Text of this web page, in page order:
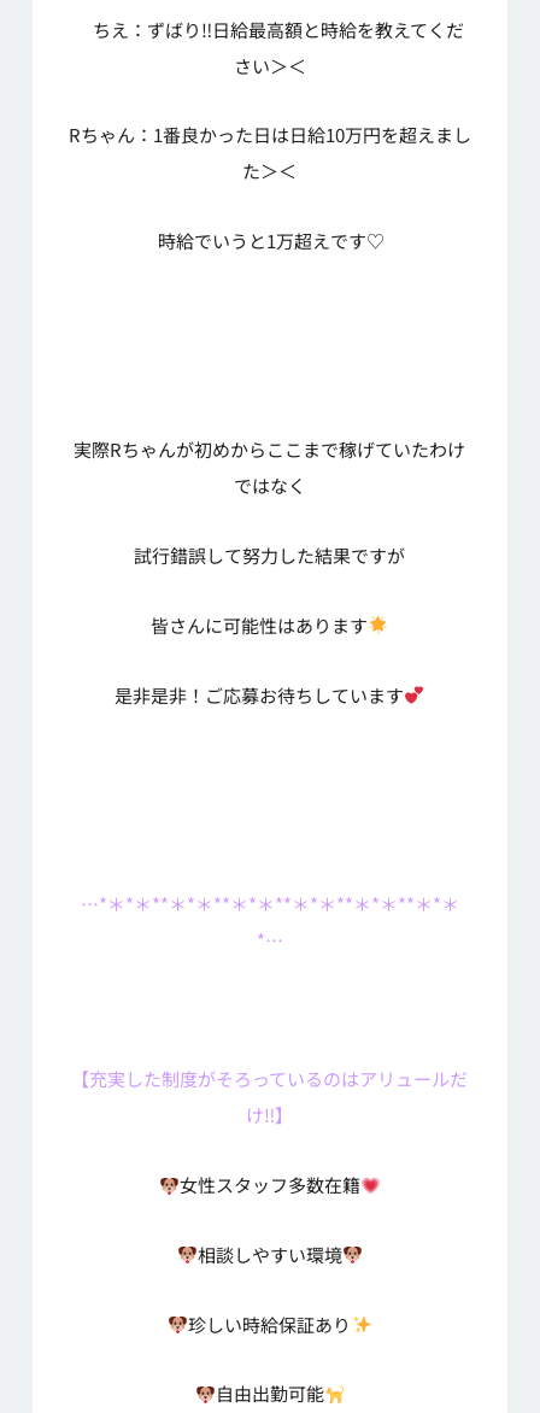
ちえ：ずばり‼日給最高額と時給を教えてくだ
さい＞＜
Rちゃん：1番良かった日は日給10万円を超えまし
た＞＜
時給でいうと1万超えです♡
実際Rちゃんが初めからここまで稼げていたわけ
ではなく
試行錯誤して努力した結果ですが
皆さんに可能性はあります
是非是非！ご応募お待ちしています
…*＊*＊**＊*＊**＊*＊**＊*＊**＊*＊**＊*＊
*…
【充実した制度がそろっているのはアリュールだ
け‼】
女性スタッフ多数在籍
相談しやすい環境
珍しい時給保証あり
自由出勤可能